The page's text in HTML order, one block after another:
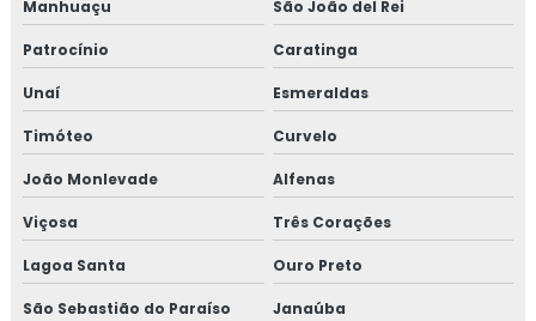
Isolamento térmico para refinaria de petróleo
Isolamento térmico para reservatórios
Isolamento térmico para steel frame
Isolamento térmico para tanques
Isolamento térmico para tubulação
Isolamento térmico para tubulação de água gelada
Manhuaçu São João del Rei
Patrocínio Caratinga
Unaí Esmeraldas
Timóteo Curvelo
João Monlevade Alfenas
Viçosa Três Corações
Lagoa Santa Ouro Preto
São Sebastião do Paraíso Janaúba